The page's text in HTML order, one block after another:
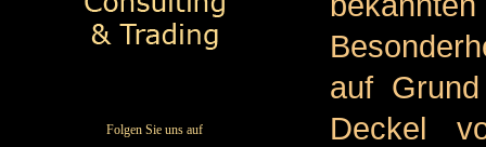
Folgen Sie uns auf
auf
Deckel